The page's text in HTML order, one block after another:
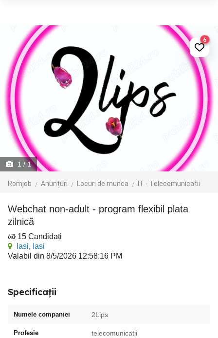
1 / 1
Romjob Anunțuri Locuri de munca IT - Telecomunicatii
6
Webchat non-adult - program flexibil plata
zilnică
15 Candidați
Iasi, Iasi
Valabil din 8/5/2026 12:58:16 PM
Specificații
Numele companiei 2Lips
Profesie telecomunicatii